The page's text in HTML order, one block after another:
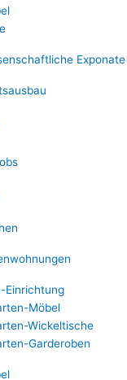
Exponate
Einrichtung
Möbel
Wickeltische
Garderoben